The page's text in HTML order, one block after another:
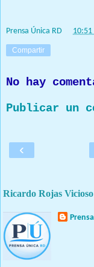
Prensa Única RD 10:51
Compartir
No hay
Publicar un
‹
Ricardo Rojas